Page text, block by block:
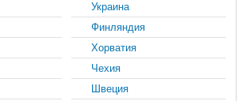
Украина
Финляндия
Хорватия
Чехия
Швеция